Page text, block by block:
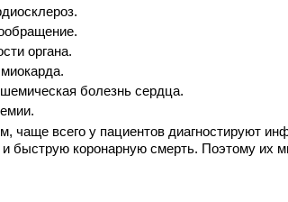
органа.
болезнь сердца.
чаще всего у пациентов диагностируют
и быструю коронарную смерть. Поэтому их